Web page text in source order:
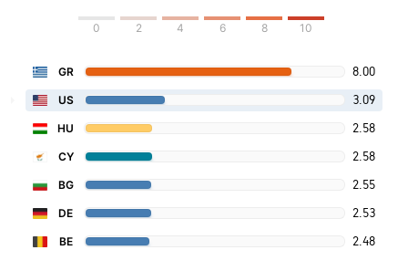
0 2 4 6 8 10
GR 8.00
US 3.09
HU 2.58
CY 2.58
BG 2.55
DE 2.53
BE 2.48